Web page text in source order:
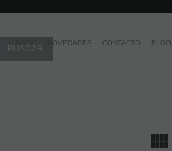
NOVEDADES CONTACTO BLOG